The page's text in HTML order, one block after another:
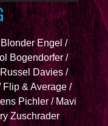
Engel /
Bogendorfer /
Davies /
Flip & Average /
Pichler / Mavi
Zuschrader